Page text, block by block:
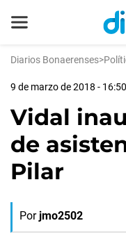
Diarios Bonaerenses>
9 de marzo de 2018 - 16:50
Vidal
de
Pilar
Por jmo2502